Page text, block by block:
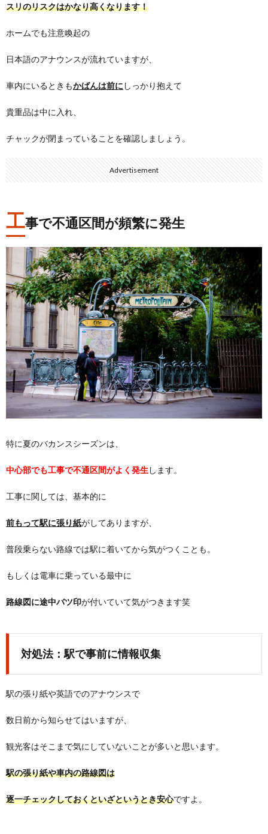
スリのリスクはかなり高くなります！
ホームでも注意喚起の
日本語のアナウンスが流れていますが、
車内にいるときもかばんは前に しっかり抱えて
貴重品は中に入れ、
チャックが閉まっていることを確認しましょう。
Advertisement
工事で不通区間が頻繁に発生
特に夏のバカンスシーズンは、
中心部でも工事で不通区間がよく発生 します。
工事に関しては、基本的に
前もって駅に張り紙がしてありますが、
普段乗らない路線では駅に着いてから気がつくことも。
もしくは電車に乗っている最中に
路線図に途中バツ印が付いていて気がつきます笑
対処法：駅で事前に情報収集
駅の張り紙や英語でのアナウンスで
数日前から知らせてはいますが、
観光客はそこまで気にしていないことが多いと思います。
駅の張り紙や車内の路線図は
逐一チェックしておくといざというとき安心ですよ。